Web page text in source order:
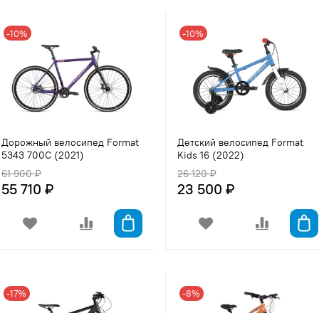
-10%
Дорожный велосипед Format
5343 700C (2021)
61 900 ₽
55 710 ₽
-10%
Детский велосипед Format
Kids 16 (2022)
26 120 ₽
23 500 ₽
-17% -8%